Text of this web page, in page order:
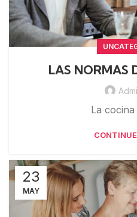
LAS NORMAS
La cocina
23
MAY